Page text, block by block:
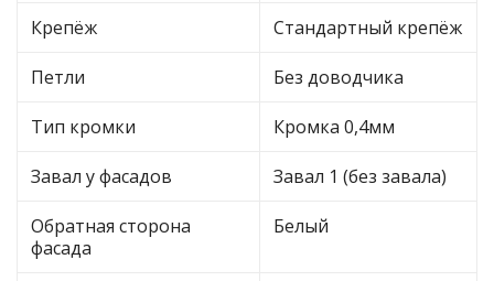
Крепёж Стандартный крепёж
Петли Без доводчика
Тип кромки Кромка 0,4мм
Завал у фасадов Завал 1 (без завала)
Обратная сторона
фасада
Белый